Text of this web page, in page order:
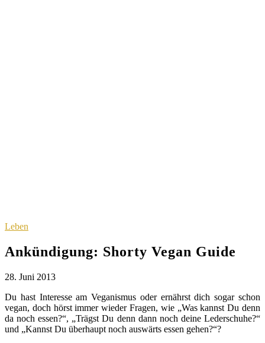
Leben
Ankündigung: Shorty Vegan Guide
28. Juni 2013
Du hast Interesse am Veganismus oder ernährst dich sogar schon
vegan, doch hörst immer wieder Fragen, wie „Was kannst Du denn
da noch essen?“, „Trägst Du denn dann noch deine Lederschuhe?“
und „Kannst Du überhaupt noch auswärts essen gehen?“?